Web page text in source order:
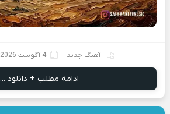
آهنگ جدید 4 آگوست 2026
ادامه مطلب + دانلود ...